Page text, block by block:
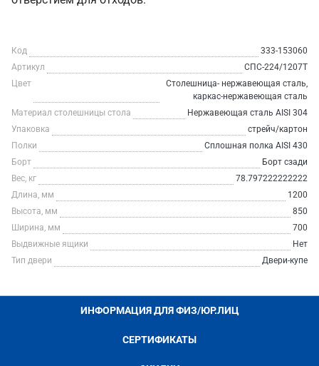
Код
333-153060
Артикул
СПС-224/1207Т
Цвет
Столешница- нержавеющая сталь,
каркас-нержавеющая сталь
Материал столешницы стола
Нержавеющая сталь AISI 304
Упаковка
стрейч/картон
Полки
Сплошная полка AISI 430
Борт
Борт сзади
Вес, кг
78.797222222222
Длина, мм
1200
Высота, мм
850
Ширина, мм
700
Выдвижные ящики
Нет
Тип двери
Двери-купе
ИНФОРМАЦИЯ ДЛЯ ФИЗ/ЮР.ЛИЦ
СЕРТИФИКАТЫ